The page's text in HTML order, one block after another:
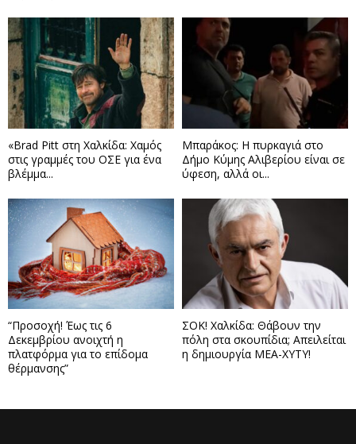
«Brad Pitt στη Χαλκίδα: Χαμός
στις γραμμές του ΟΣΕ για ένα
βλέμμα...
Μπαράκος: Η πυρκαγιά στο
Δήμο Κύμης Αλιβερίου είναι σε
ύφεση, αλλά οι...
“Προσοχή! Έως τις 6
Δεκεμβρίου ανοιχτή η
πλατφόρμα για το επίδομα
θέρμανσης”
ΣΟΚ! Χαλκίδα: Θάβουν την
πόλη στα σκουπίδια; Απειλείται
η δημιουργία ΜΕΑ-ΧΥΤΥ!